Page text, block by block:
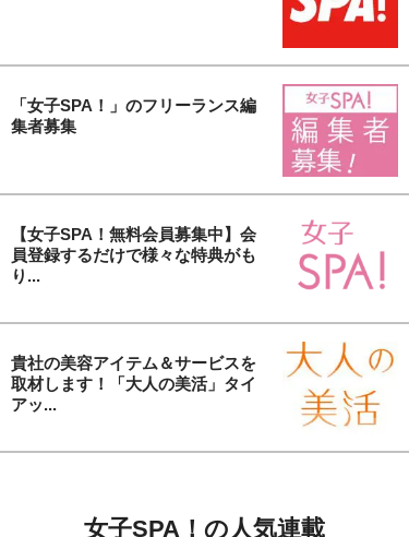
「女子SPA！」のフリーランス編
集者募集
【女子SPA！無料会員募集中】会
員登録するだけで様々な特典がも
り...
貴社の美容アイテム＆サービスを
取材します！「大人の美活」タイ
アッ...
女子SPA！の人気連載